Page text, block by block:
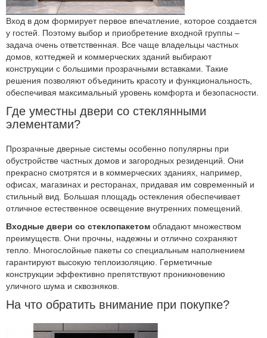
Вход в дом формирует первое впечатление, которое создается
у гостей. Поэтому выбор и приобретение входной группы –
задача очень ответственная. Все чаще владельцы частных
домов, коттеджей и коммерческих зданий выбирают
конструкции с большими прозрачными вставками. Такие
решения позволяют объединить красоту и функциональность,
обеспечивая максимальный уровень комфорта и безопасности.
Где уместны двери со стеклянными
элементами?
Прозрачные дверные системы особенно популярны при
обустройстве частных домов и загородных резиденций. Они
прекрасно смотрятся и в коммерческих зданиях, например,
офисах, магазинах и ресторанах, придавая им современный и
стильный вид. Большая площадь остекления обеспечивает
отличное естественное освещение внутренних помещений.
Входные двери со стеклопакетом обладают множеством
преимуществ. Они прочны, надежны и отлично сохраняют
тепло. Многослойные пакеты со специальным наполнением
гарантируют высокую теплоизоляцию. Герметичные
конструкции эффективно препятствуют проникновению
уличного шума и сквозняков.
На что обратить внимание при покупке?